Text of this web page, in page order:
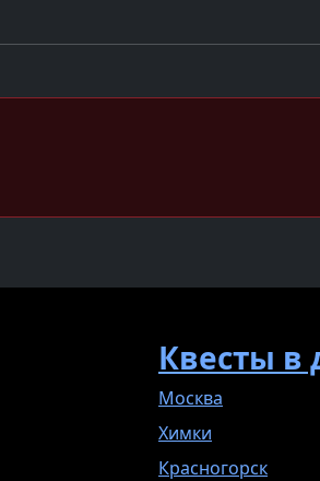
Квесты в
Москва
Химки
Красногорск